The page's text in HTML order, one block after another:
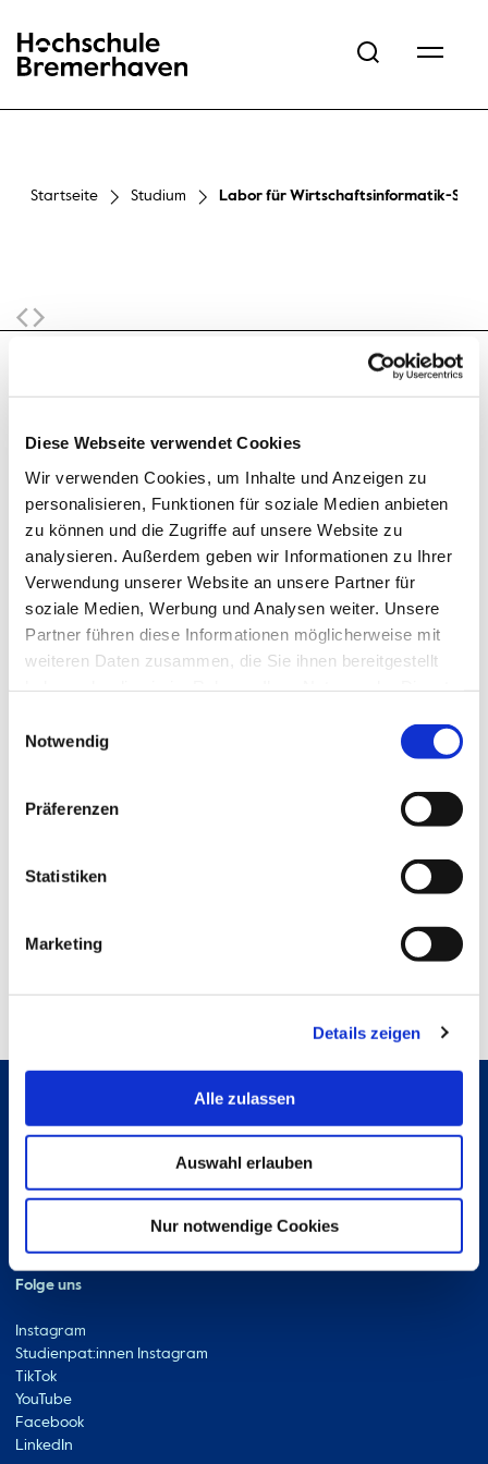
Diese Webseite verwendet Cookies
Wir verwenden Cookies, um Inhalte und Anzeigen zu
personalisieren, Funktionen für soziale Medien anbieten
zu können und die Zugriffe auf unsere Website zu
analysieren. Außerdem geben wir Informationen zu Ihrer
Verwendung unserer Website an unsere Partner für
soziale Medien, Werbung und Analysen weiter. Unsere
Partner führen diese Informationen möglicherweise mit
weiteren Daten zusammen, die Sie ihnen bereitgestellt
Notwendig
Präferenzen
Statistiken
Marketing
Details zeigen
Alle zulassen
Auswahl erlauben
Nur notwendige Cookies
Hochschule Bremerhaven
Startseite Studium Labor für Wirtschaftsinformatik-
© Charles de Luvio/Unsplash.com /Programmierer
Labor für
Haus M, Raum 2010
refurbished Leih-Notebooks, 4 PC-Arbeitsplätze, A1-
basierten Server- und Cloud-Infrastruktur der Informatik
27568 Bremerhaven
Ressourcen
Folge uns
Instagram
Studienpat:innen Instagram
TikTok
YouTube
Facebook
LinkedIn